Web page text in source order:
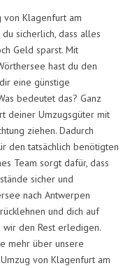
Klagenfurt am
sicherlich, dass alles
Geld sparst. Mit
hast du den
eine günstige
bedeutet das? Ganz
deiner Umzugsgüter mit
ziehen. Dadurch
den tatsächlich benötigten
Team sorgt dafür, dass
sicher und
nach Antwerpen
und dich auf
den Rest erledigen.
mehr über unsere
von Klagenfurt am